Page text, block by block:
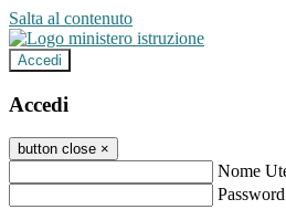
Salta al contenuto
Accedi
Accedi
button close ×
Nome
Password